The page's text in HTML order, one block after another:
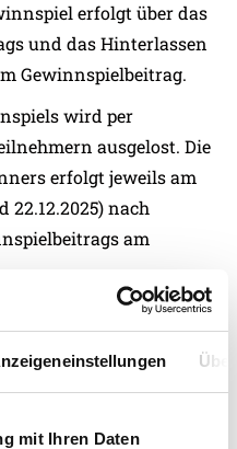
mit Ihren Daten
erfolgt über das
und das Hinterlassen
Gewinnspielbeitrag.
wird per
ausgelost. Die
erfolgt jeweils am
22.12.2025) nach
am
findet unter